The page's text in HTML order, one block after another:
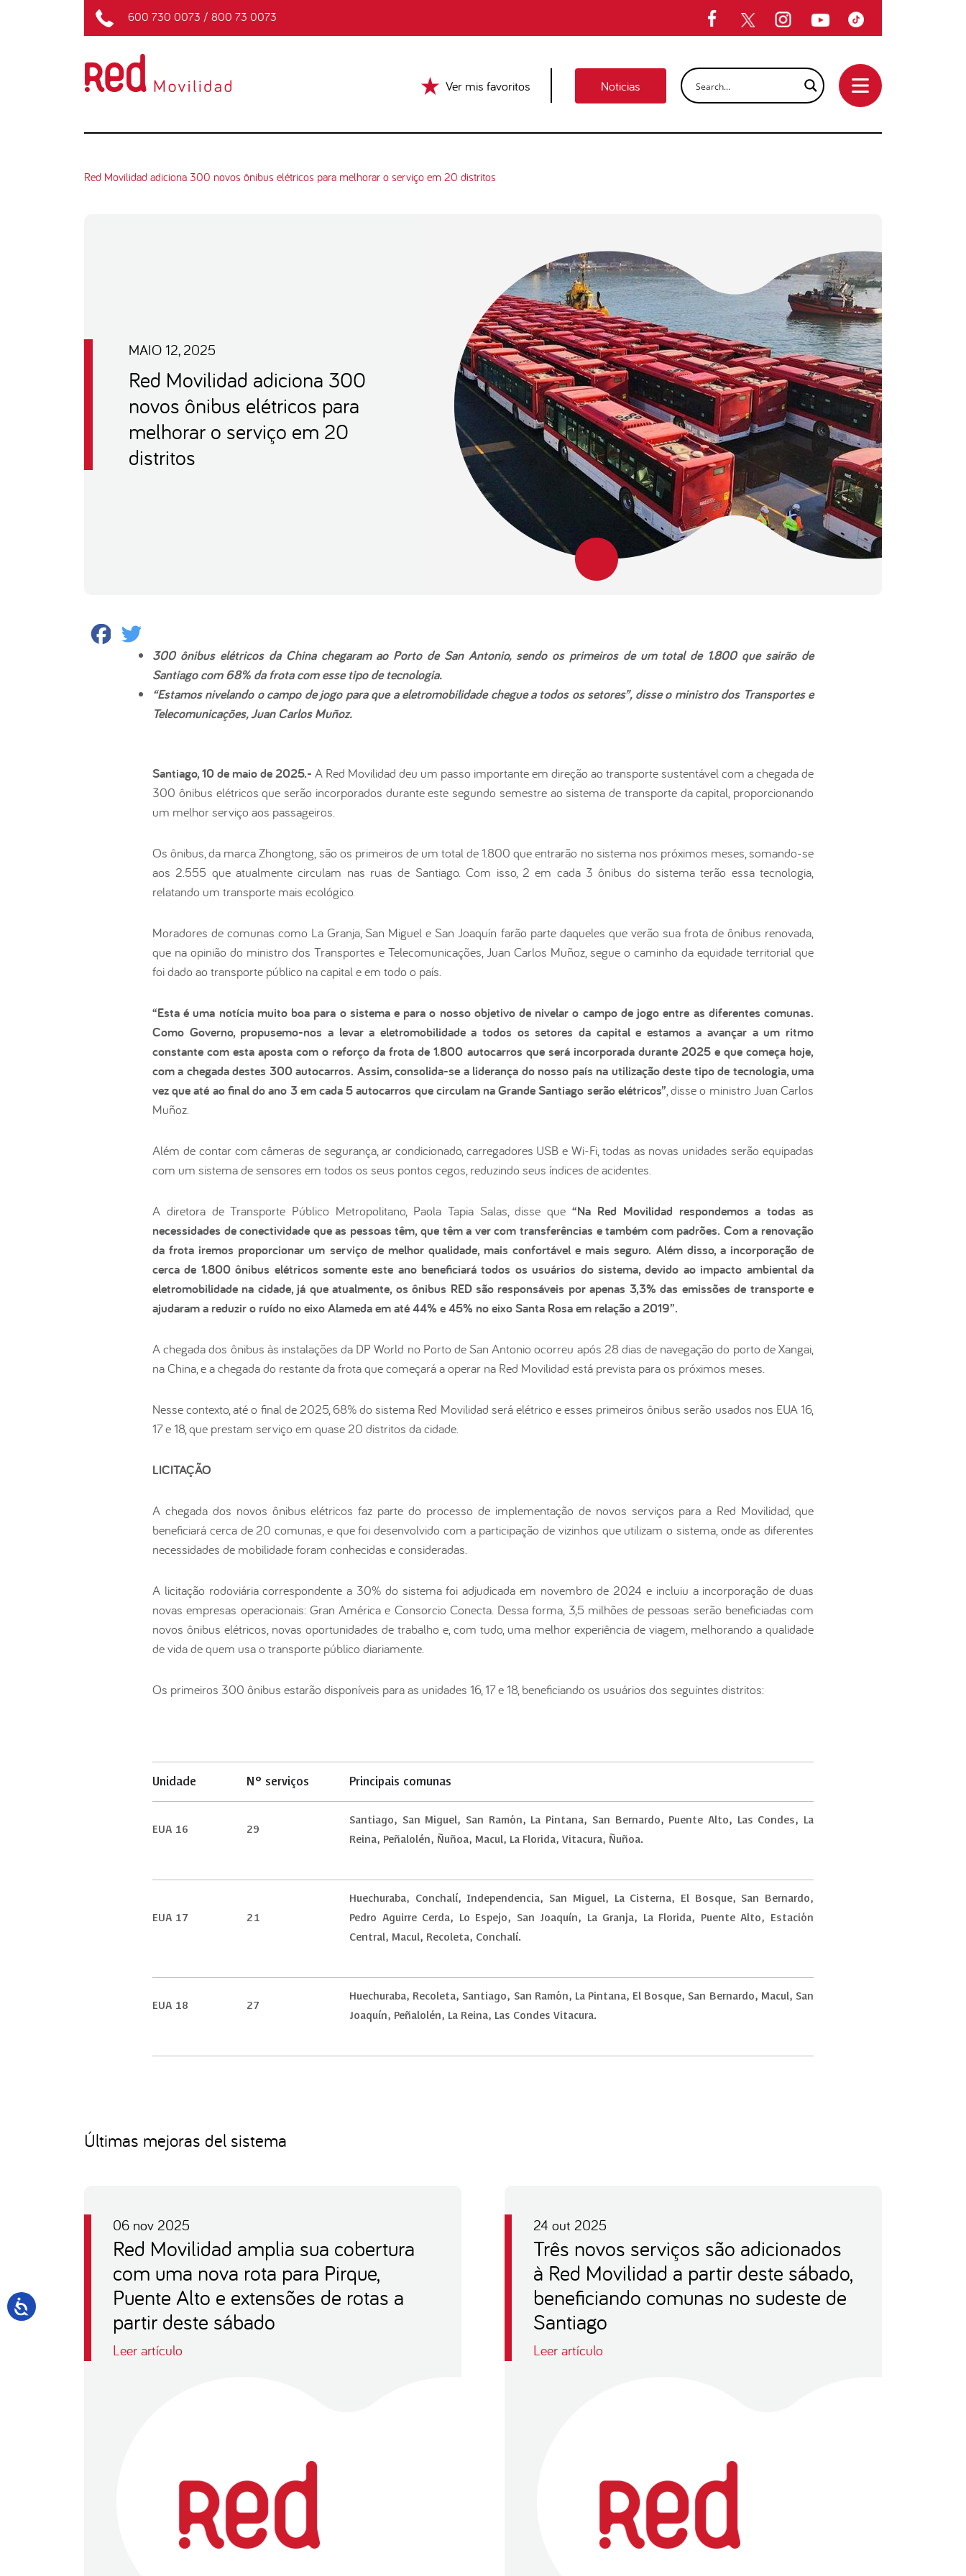
600 730 0073 / 800 73 0073
Ver mis favoritos Noticias
Red Movilidad adiciona 300 novos ônibus elétricos para melhorar o serviço em 20 distritos
MAIO 12, 2025
Red Movilidad adiciona 300
novos ônibus elétricos para
melhorar o serviço em 20
distritos
Facebook
300 ônibus elétricos da China chegaram ao Porto de San Antonio, sendo os primeiros de um total de 1.800 que sairão de
Santiago com 68% da frota com esse tipo de tecnologia.
“Estamos nivelando o campo de jogo para que a eletromobilidade chegue a todos os setores”, disse o ministro dos Transportes e
Telecomunicações, Juan Carlos Muñoz.
Santiago, 10 de maio de 2025.- A Red Movilidad deu um passo importante em direção ao transporte sustentável com a chegada de
300 ônibus elétricos que serão incorporados durante este segundo semestre ao sistema de transporte da capital, proporcionando
um melhor serviço aos passageiros.
Os ônibus, da marca Zhongtong, são os primeiros de um total de 1.800 que entrarão no sistema nos próximos meses, somando-se
aos 2.555 que atualmente circulam nas ruas de Santiago. Com isso, 2 em cada 3 ônibus do sistema terão essa tecnologia,
relatando um transporte mais ecológico.
Moradores de comunas como La Granja, San Miguel e San Joaquín farão parte daqueles que verão sua frota de ônibus renovada,
que na opinião do ministro dos Transportes e Telecomunicações, Juan Carlos Muñoz, segue o caminho da equidade territorial que
foi dado ao transporte público na capital e em todo o país.
“Esta é uma notícia muito boa para o sistema e para o nosso objetivo de nivelar o campo de jogo entre as diferentes comunas.
Como Governo, propusemo-nos a levar a eletromobilidade a todos os setores da capital e estamos a avançar a um ritmo
constante com esta aposta com o reforço da frota de 1.800 autocarros que será incorporada durante 2025 e que começa hoje,
com a chegada destes 300 autocarros. Assim, consolida-se a liderança do nosso país na utilização deste tipo de tecnologia, uma
vez que até ao final do ano 3 em cada 5 autocarros que circulam na Grande Santiago serão elétricos”, disse o ministro Juan Carlos
Muñoz.
Além de contar com câmeras de segurança, ar condicionado, carregadores USB e Wi-Fi, todas as novas unidades serão equipadas
com um sistema de sensores em todos os seus pontos cegos, reduzindo seus índices de acidentes.
A diretora de Transporte Público Metropolitano, Paola Tapia Salas, disse que“Na Red Movilidad respondemos a todas as
necessidades de conectividade que as pessoas têm, que têm a ver com transferências e também com padrões. Com a renovação
da frota iremos proporcionar um serviço de melhor qualidade, mais confortável e mais seguro. Além disso, a incorporação de
cerca de 1.800 ônibus elétricos somente este ano beneficiará todos os usuários do sistema, devido ao impacto ambiental da
eletromobilidade na cidade, já que atualmente, os ônibus RED são responsáveis por apenas 3,3% das emissões de transporte e
ajudaram a reduzir o ruído no eixo Alameda em até 44% e 45% no eixo Santa Rosa em relação a 2019”.
A chegada dos ônibus às instalações da DP World no Porto de San Antonio ocorreu após 28 dias de navegação do porto de Xangai,
na China, e a chegada do restante da frota que começará a operar na Red Movilidad está prevista para os próximos meses.
Nesse contexto, até o final de 2025, 68% do sistema Red Movilidad será elétrico e esses primeiros ônibus serão usados nos EUA 16,
17 e 18, que prestam serviço em quase 20 distritos da cidade.
LICITAÇÃO
A chegada dos novos ônibus elétricos faz parte do processo de implementação de novos serviços para a Red Movilidad, que
beneficiará cerca de 20 comunas, e que foi desenvolvido com a participação de vizinhos que utilizam o sistema, onde as diferentes
necessidades de mobilidade foram conhecidas e consideradas.
A licitação rodoviária correspondente a 30% do sistema foi adjudicada em novembro de 2024 e incluiu a incorporação de duas
novas empresas operacionais: Gran América e Consorcio Conecta. Dessa forma, 3,5 milhões de pessoas serão beneficiadas com
novos ônibus elétricos, novas oportunidades de trabalho e, com tudo, uma melhor experiência de viagem, melhorando a qualidade
de vida de quem usa o transporte público diariamente.
Os primeiros 300 ônibus estarão disponíveis para as unidades 16, 17 e 18, beneficiando os usuários dos seguintes distritos:
Unidade N° serviços Principais comunas
EUA 16 29
Santiago, San Miguel, San Ramón, La Pintana, San Bernardo, Puente Alto, Las Condes, La
Reina, Peñalolén, Ñuñoa, Macul, La Florida, Vitacura, Ñuñoa.
EUA 17 21
Huechuraba, Conchalí, Independencia, San Miguel, La Cisterna, El Bosque, San Bernardo,
Pedro Aguirre Cerda, Lo Espejo, San Joaquín, La Granja, La Florida, Puente Alto, Estación
Central, Macul, Recoleta, Conchalí.
EUA 18 27
Huechuraba, Recoleta, Santiago, San Ramón, La Pintana, El Bosque, San Bernardo, Macul, San
Joaquín, Peñalolén, La Reina, Las Condes Vitacura.
Últimas mejoras del sistema
06 nov 2025
Red Movilidad amplia sua cobertura
com uma nova rota para Pirque,
Puente Alto e extensões de rotas a
partir deste sábado
Leer artículo
24 out 2025
Três novos serviços são adicionados
à Red Movilidad a partir deste sábado,
beneficiando comunas no sudeste de
Santiago
Leer artículo